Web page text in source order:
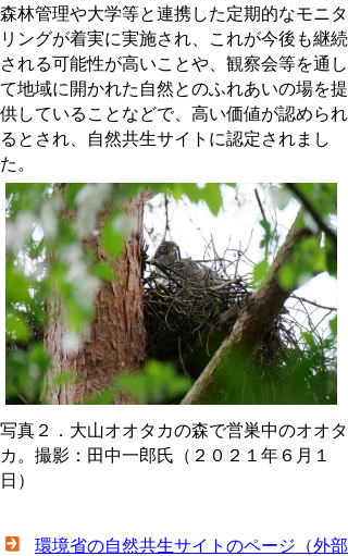
森林管理や大学等と連携した定期的なモニタ
リングが着実に実施され、これが今後も継続
される可能性が高いことや、観察会等を通し
て地域に開かれた自然とのふれあいの場を提
供していることなどで、高い価値が認められ
るとされ、自然共生サイトに認定されまし
た。
写真２．大山オオタカの森で営巣中のオオタ
カ。撮影：田中一郎氏（２０２１年６月１
日）
環境省の自然共生サイトのページ（外部